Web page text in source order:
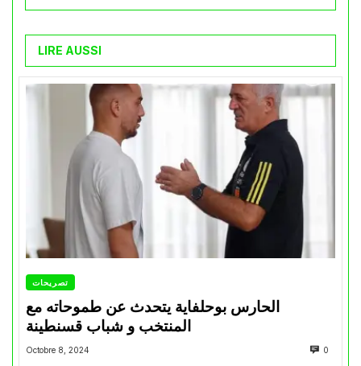
LIRE AUSSI
تصريحات
الحارس بوحلفاية يتحدث عن طموحاته مع
المنتخب و شباب قسنطينة
Octobre 8, 2024 0